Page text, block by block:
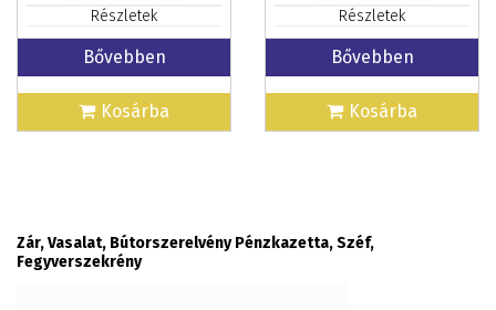
Részletek
Bővebben
Kosárba
Részletek
Bővebben
Kosárba
Zár, Vasalat, Bútorszerelvény Pénzkazetta, Széf,
Fegyverszekrény